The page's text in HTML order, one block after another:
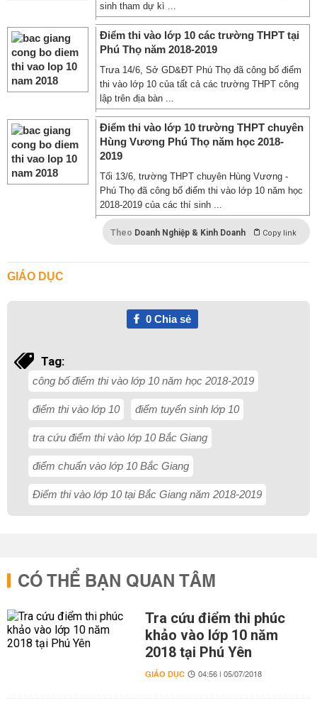
sinh tham dự kì ...
Điểm thi vào lớp 10 các trường THPT tại
Phú Thọ năm 2018-2019
Trưa 14/6, Sở GD&ĐT Phú Thọ đã công bố điểm
thi vào lớp 10 của tất cả các trường THPT công
lập trên địa bàn ...
Điểm thi vào lớp 10 trường THPT chuyên
Hùng Vương Phú Thọ năm học 2018-
2019
Tối 13/6, trường THPT chuyên Hùng Vương -
Phú Thọ đã công bố điểm thi vào lớp 10 năm học
2018-2019 của các thí sinh ...
Theo Doanh Nghiệp & Kinh Doanh Copy link
GIÁO DỤC
0Chia sẻ
Tag:
công bố điểm thi vào lớp 10 năm học 2018-2019
điểm thi vào lớp 10 điểm tuyển sinh lớp 10
tra cứu điểm thi vào lớp 10 Bắc Giang
điểm chuẩn vào lớp 10 Bắc Giang
Điểm thi vào lớp 10 tại Bắc Giang năm 2018-2019
CÓ THỂ BẠN QUAN TÂM
Tra cứu điểm thi phúc
khảo vào lớp 10 năm
2018 tại Phú Yên
GIÁO DỤC 04:56 | 05/07/2018